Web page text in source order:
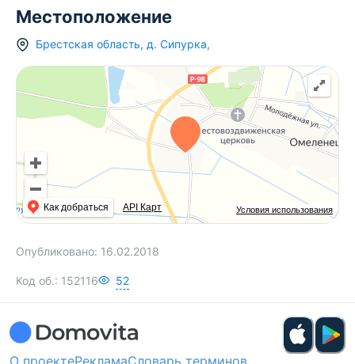
Местоположение
Брестская область, д. Сипурка,
Условия использования
Как добраться API Карт
Опубликовано: 16.02.2018
Код об.: 152116 52
О проектеРекламаСловарь терминов